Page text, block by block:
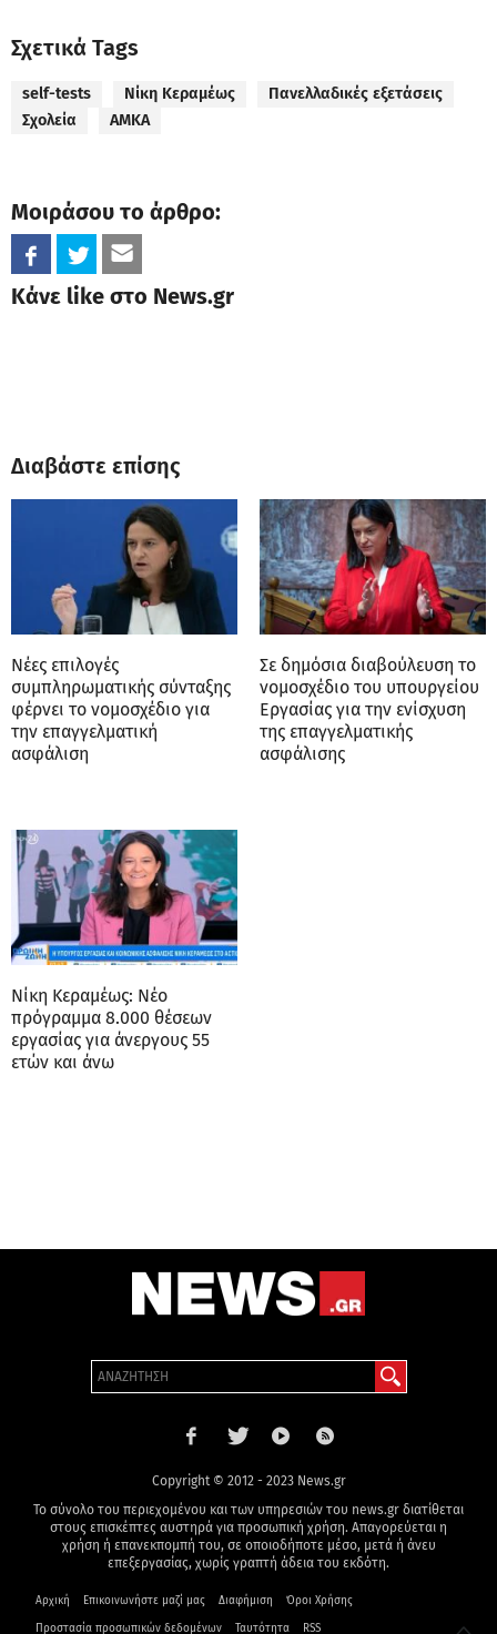
Σχετικά Tags
self-tests Νίκη Κεραμέως
Πανελλαδικές εξετάσεις
Σχολεία
ΑΜΚΑ
Μοιράσου το άρθρο:
Κάνε like στο News.gr
Διαβάστε επίσης
Νέες επιλογές
συμπληρωματικής σύνταξης
φέρνει το νομοσχέδιο για
την επαγγελματική
ασφάλιση
Σε δημόσια διαβούλευση το
νομοσχέδιο του υπουργείου
Εργασίας για την ενίσχυση
της επαγγελματικής
ασφάλισης
Νίκη Κεραμέως: Νέο
πρόγραμμα 8.000 θέσεων
εργασίας για άνεργους 55
ετών και άνω
Copyright © 2012 - 2023 News.gr
Το σύνολο του περιεχομένου και των υπηρεσιών του news.gr διατίθεται
στους επισκέπτες αυστηρά για προσωπική χρήση. Απαγορεύεται η
χρήση ή επανεκπομπή του, σε οποιοδήποτε μέσο, μετά ή άνευ
επεξεργασίας, χωρίς γραπτή άδεια του εκδότη.
Αρχική Επικοινωνήστε μαζί μας Διαφήμιση Όροι Χρήσης
Προστασία προσωπικών δεδομένων Ταυτότητα RSS